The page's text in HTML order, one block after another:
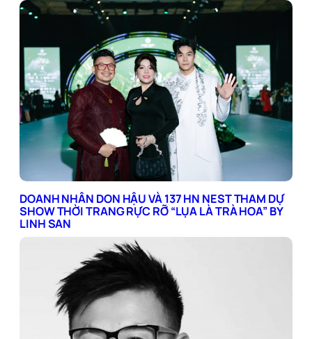
DOANH NHÂN DON HẬU VÀ 137 HN NEST THAM DỰ
SHOW THỜI TRANG RỰC RỠ “LỤA LÀ TRÀ HOA” BY
LINH SAN